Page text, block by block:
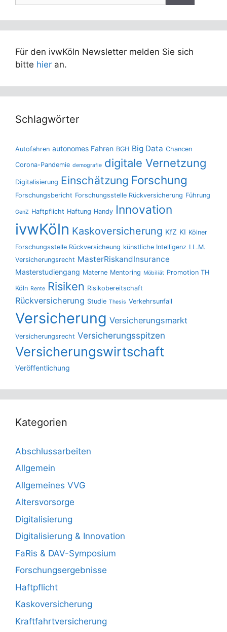
Für den ivwKöln Newsletter melden Sie sich
bitte hier an.
Schlagwörter
Autofahren autonomes Fahren BGH Big Data Chancen
Corona-Pandemie demografie digitale Vernetzung
Digitalisierung Einschätzung Forschung
Forschungsbericht Forschungsstelle Rückversicherung Führung
GenZ Haftpflicht Haftung Handy Innovation
ivwKöln Kaskoversicherung KfZ KI Kölner
Forschungsstelle Rückversicheung künstliche Intelligenz LL.M.
Versicherungsrecht MasterRiskandInsurance
Masterstudiengang Materne Mentoring Möbiliät Promotion TH
Köln Rente Risiken Risikobereitschaft
Rückversicherung Studie Thesis Verkehrsunfall
Versicherung Versicherungsmarkt
Versicherungsrecht Versicherungsspitzen
Versicherungswirtschaft
Veröffentlichung
Kategorien
Abschlussarbeiten
Allgemein
Allgemeines VVG
Altersvorsorge
Digitalisierung
Digitalisierung & Innovation
FaRis & DAV-Symposium
Forschungsergebnisse
Haftpflicht
Kaskoversicherung
Kraftfahrtversicherung